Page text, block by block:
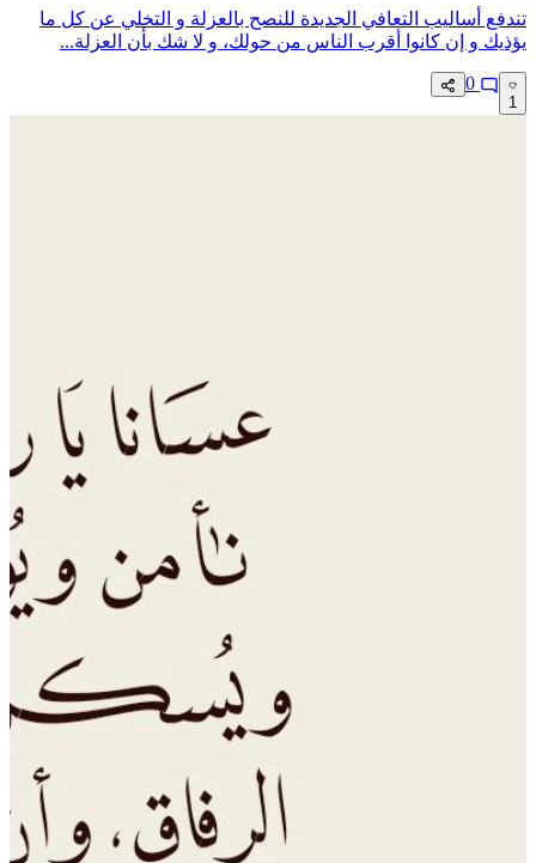
تندفع أساليب التعافي الجديدة للنصح بالعزلة و التخلي عن كل ما
يؤذيك و إن كانوا أقرب الناس من حولك، و لا شك بأن العزلة...
1